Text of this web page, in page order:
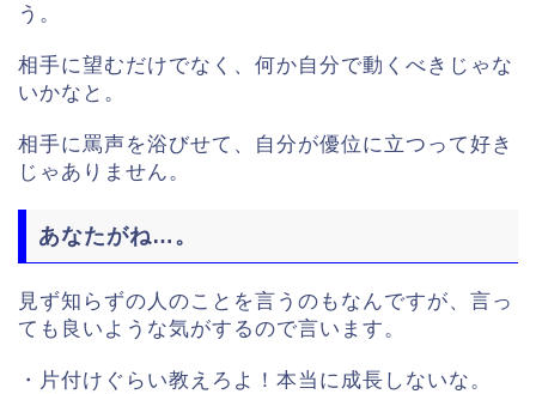
う。
相手に望むだけでなく、何か自分で動くべきじゃな
いかなと。
相手に罵声を浴びせて、自分が優位に立つって好き
じゃありません。
あなたがね…。
見ず知らずの人のことを言うのもなんですが、言っ
ても良いような気がするので言います。
・片付けぐらい教えろよ！本当に成長しないな。